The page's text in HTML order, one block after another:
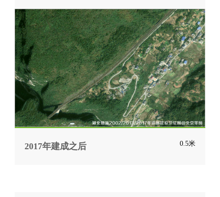
2017年建成之后 0.5米